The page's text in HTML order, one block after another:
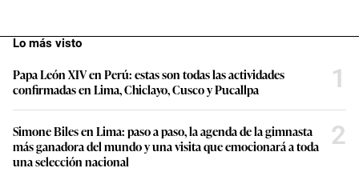
Lo más visto
Papa León XIV en Perú: estas son todas las actividades
confirmadas en Lima, Chiclayo, Cusco y Pucallpa
1
Simone Biles en Lima: paso a paso, la agenda de la gimnasta
más ganadora del mundo y una visita que emocionará a toda
una selección nacional
2